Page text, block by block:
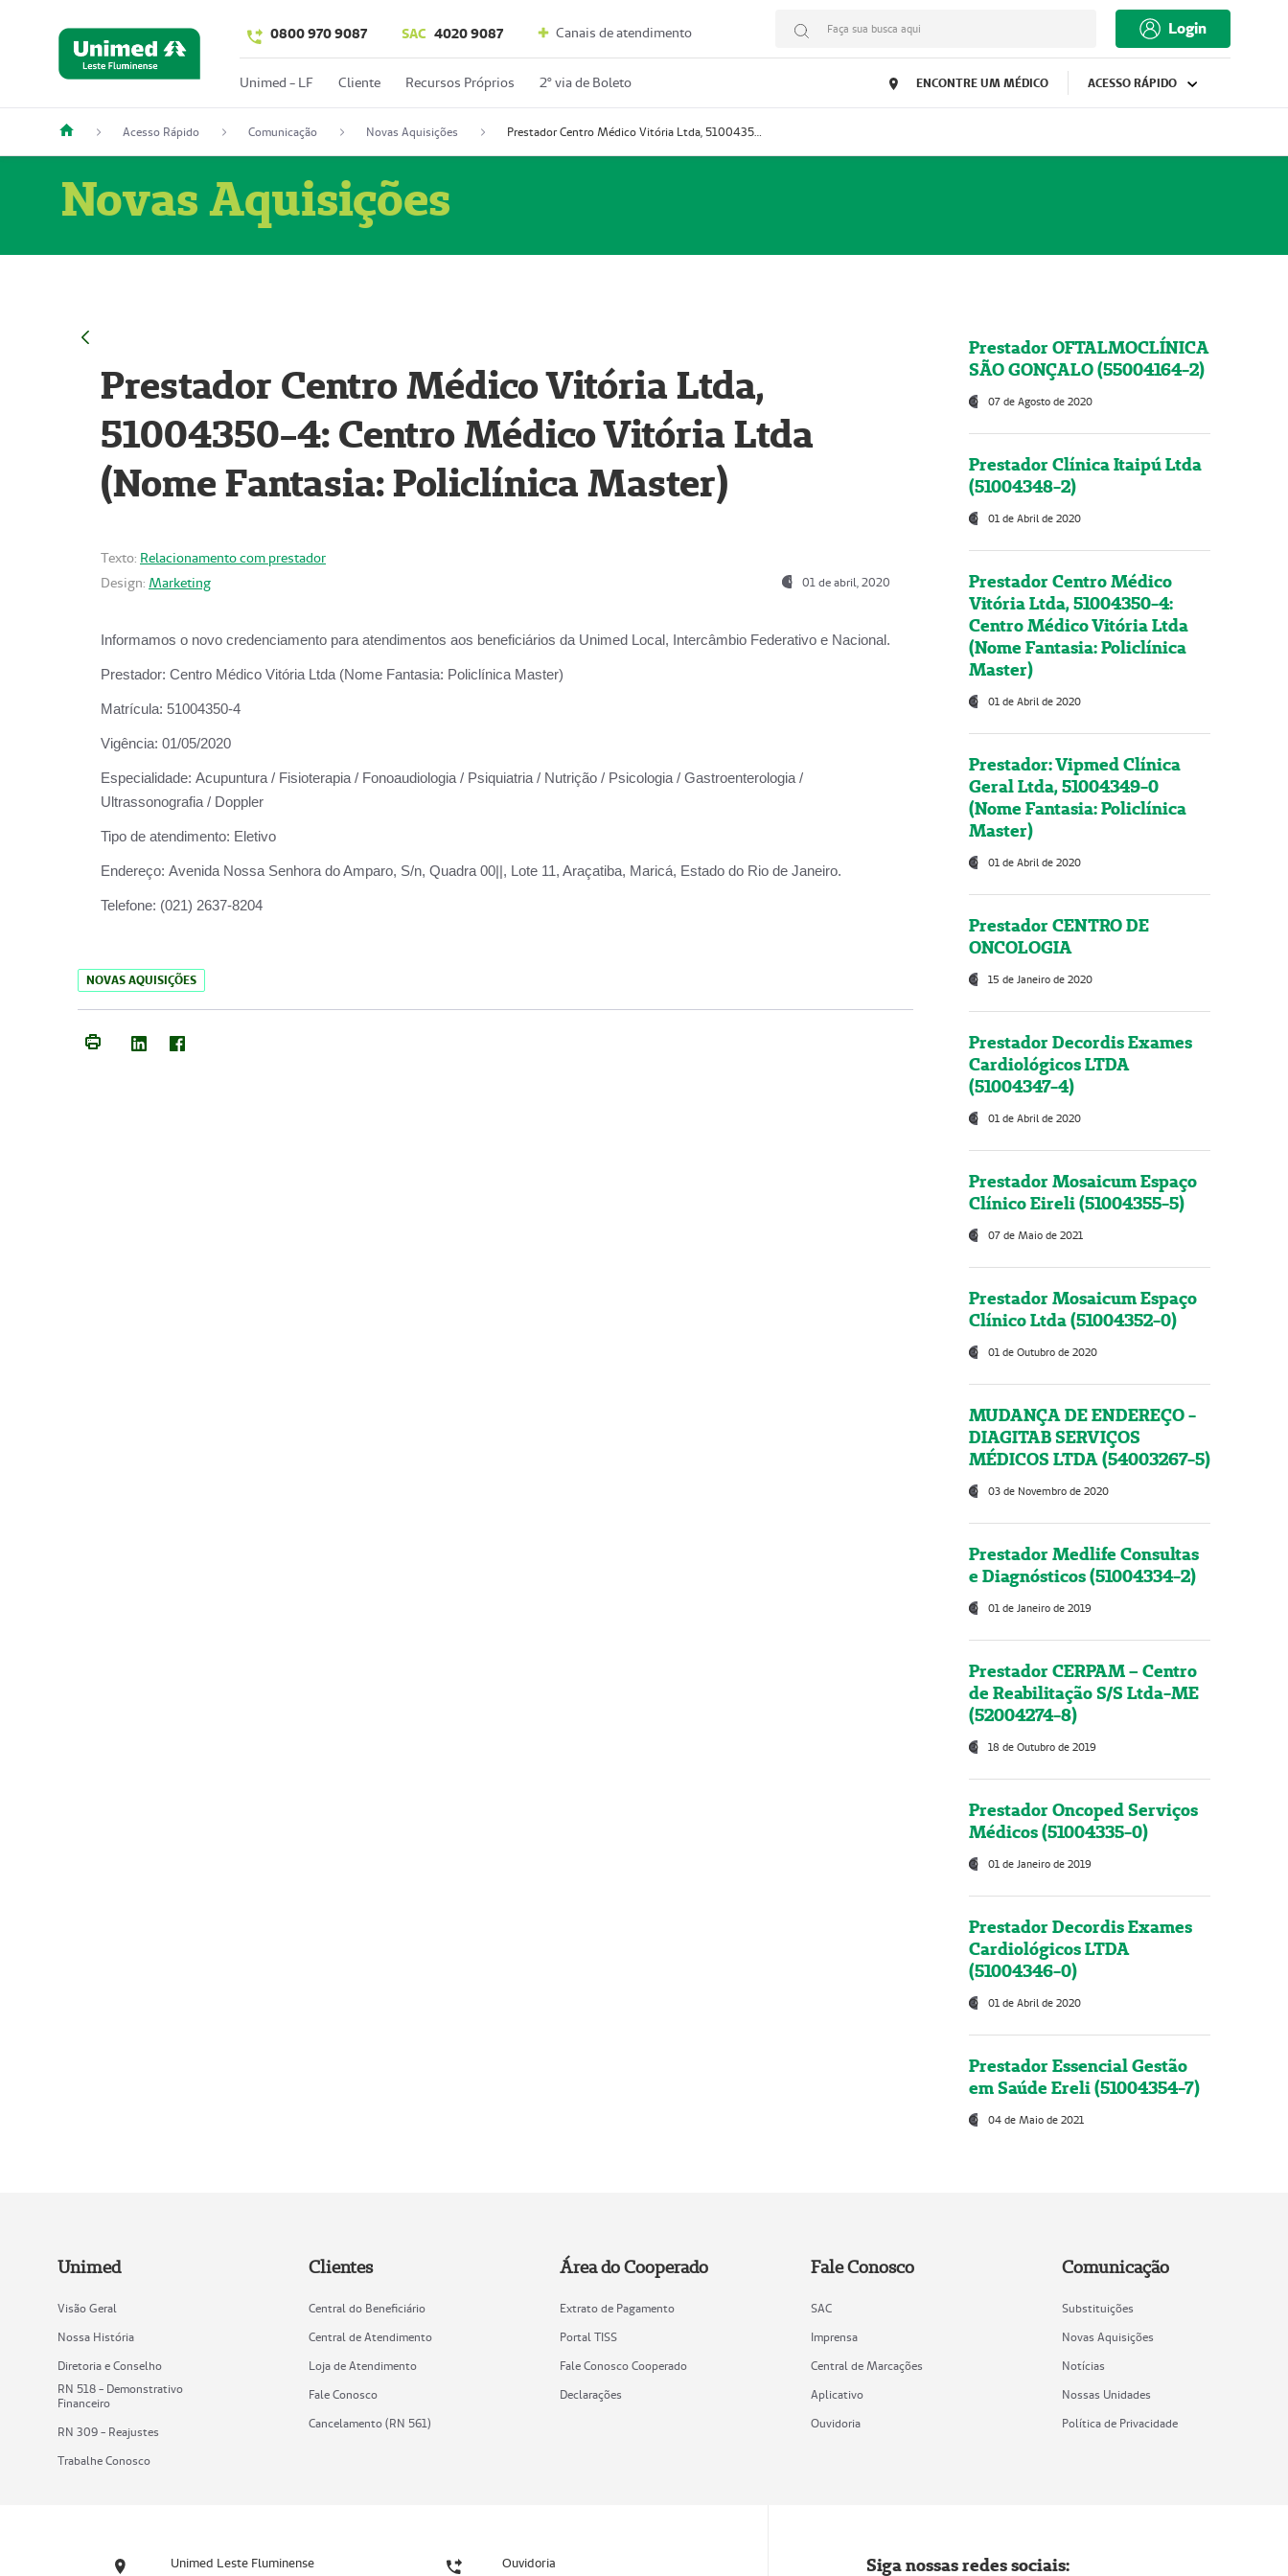
0800 970 9087 SAC 4020 9087 Canais de atendimento Faça sua busca aqui Login
Unimed - LF Cliente Recursos Próprios 2º via de Boleto ENCONTRE UM MÉDICO ACESSO RÁPIDO
Acesso Rápido Comunicação Novas Aquisições Prestador Centro Médico Vitória Ltda, 51004350-4: Centro Médico Vitória Ltda (Nome Fantasia: Policlínica Master)
Novas Aquisições
Prestador Centro Médico Vitória Ltda,
51004350-4: Centro Médico Vitória Ltda
(Nome Fantasia: Policlínica Master)
Texto: Relacionamento com prestador
Design: Marketing 01 de abril, 2020
Informamos o novo credenciamento para atendimentos aos beneficiários da Unimed Local, Intercâmbio Federativo e Nacional.
Prestador: Centro Médico Vitória Ltda (Nome Fantasia: Policlínica Master)
Matrícula: 51004350-4
Vigência: 01/05/2020
Especialidade: Acupuntura / Fisioterapia / Fonoaudiologia / Psiquiatria / Nutrição / Psicologia / Gastroenterologia /
Ultrassonografia / Doppler
Tipo de atendimento: Eletivo
Endereço: Avenida Nossa Senhora do Amparo, S/n, Quadra 00||, Lote 11, Araçatiba, Maricá, Estado do Rio de Janeiro.
Telefone: (021) 2637-8204
NOVAS AQUISIÇÕES
Prestador OFTALMOCLÍNICA
SÃO GONÇALO (55004164-2)
07 de Agosto de 2020
Prestador Clínica Itaipú Ltda
(51004348-2)
01 de Abril de 2020
Prestador Centro Médico
Vitória Ltda, 51004350-4:
Centro Médico Vitória Ltda
(Nome Fantasia: Policlínica
Master)
01 de Abril de 2020
Prestador: Vipmed Clínica
Geral Ltda, 51004349-0
(Nome Fantasia: Policlínica
Master)
01 de Abril de 2020
Prestador CENTRO DE
ONCOLOGIA
15 de Janeiro de 2020
Prestador Decordis Exames
Cardiológicos LTDA
(51004347-4)
01 de Abril de 2020
Prestador Mosaicum Espaço
Clínico Eireli (51004355-5)
07 de Maio de 2021
Prestador Mosaicum Espaço
Clínico Ltda (51004352-0)
01 de Outubro de 2020
MUDANÇA DE ENDEREÇO -
DIAGITAB SERVIÇOS
MÉDICOS LTDA (54003267-5)
03 de Novembro de 2020
Prestador Medlife Consultas
e Diagnósticos (51004334-2)
01 de Janeiro de 2019
Prestador CERPAM – Centro
de Reabilitação S/S Ltda-ME
(52004274-8)
18 de Outubro de 2019
Prestador Oncoped Serviços
Médicos (51004335-0)
01 de Janeiro de 2019
Prestador Decordis Exames
Cardiológicos LTDA
(51004346-0)
01 de Abril de 2020
Prestador Essencial Gestão
em Saúde Ereli (51004354-7)
04 de Maio de 2021
Unimed
Visão Geral
Nossa História
Diretoria e Conselho
RN 518 - Demonstrativo
Financeiro
RN 309 - Reajustes
Trabalhe Conosco
Clientes
Central do Beneficiário
Central de Atendimento
Loja de Atendimento
Fale Conosco
Cancelamento (RN 561)
Área do Cooperado
Extrato de Pagamento
Portal TISS
Fale Conosco Cooperado
Declarações
Fale Conosco
SAC
Imprensa
Central de Marcações
Aplicativo
Ouvidoria
Comunicação
Substituições
Novas Aquisições
Notícias
Nossas Unidades
Política de Privacidade
Unimed Leste Fluminense Ouvidoria Siga nossas redes sociais: